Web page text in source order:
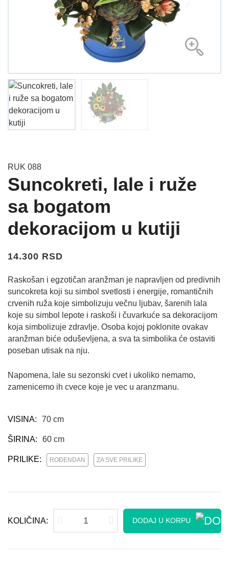
RUK 088
Suncokreti, lale i ruže
sa bogatom
dekoracijom u kutiji
14.300 RSD
Raskošan i egzotičan aranžman je napravljen od predivnih
suncokreta koji su simbol svetlosti i energije, romantičnih
crvenih ruža koje simbolizuju večnu ljubav, šarenih lala
koje su simbol lepote i raskoši i čuvarkuće sa dekoracijom
koja simbolizuje zdravlje. Osoba kojoj poklonite ovakav
aranžman biće oduševljena, a sva ta simbolika će ostaviti
poseban utisak na nju.
Napomena, lale su sezonski cvet i ukoliko nemamo,
zamenicemo ih cvece koje je vec u aranzmanu.
VISINA: 70 cm
ŠIRINA: 60 cm
PRILIKE: ROĐENDAN ZA SVE PRILIKE
KOLIČINA: DODAJ U KORPU